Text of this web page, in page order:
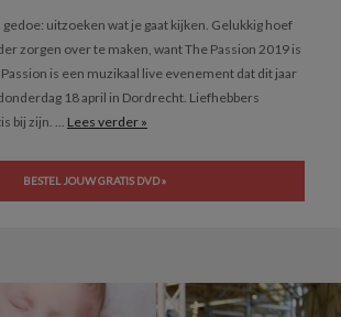
gedoe: uitzoeken wat je gaat kijken. Gelukkig hoef
zorgen over te maken, want The Passion 2019 is
is een muzikaal live evenement dat dit jaar
18 april in Dordrecht. Liefhebbers
bij zijn. ... Lees verder »
BESTEL JOUW GRATIS DVD »